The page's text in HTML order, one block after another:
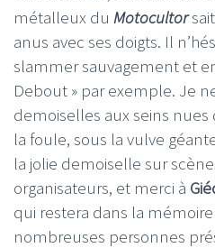
métalleux du Motocultor
anus avec ses doigts. Il
slammer sauvagement et
Debout » par exemple. Je
demoiselles aux seins
la foule, sous la vulve
la jolie demoiselle sur
organisateurs, et merci à
qui restera dans la
nombreuses personnes